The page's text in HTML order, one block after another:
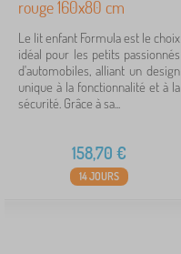
rouge 160x80 cm
Le lit enfant Formula est le choix
idéal pour les petits passionnés
d'automobiles, alliant un design
unique à la fonctionnalité et à la
sécurité. Grâce à sa...
158,70 €
14 JOURS